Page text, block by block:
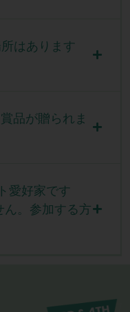
はあります
品が贈られま
愛好家です
ん。参加する方